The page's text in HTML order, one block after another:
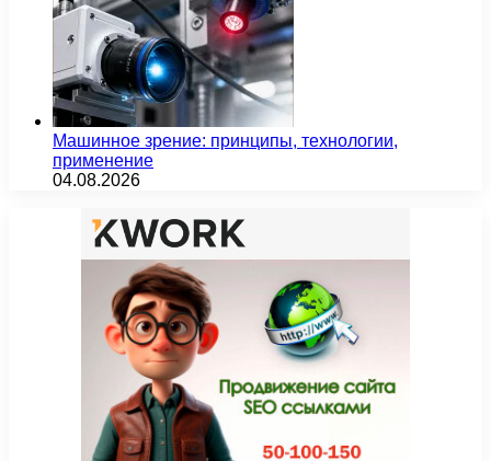
Машинное зрение: принципы, технологии,
применение
04.08.2026